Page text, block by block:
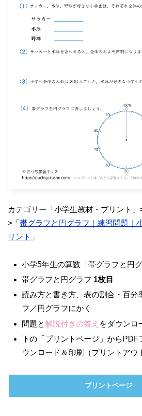
カテゴリー「小学生教材・プリント」
>「 帯グラフと円グラフ｜練習問題｜
リント 」
小学5年生の算数「帯グラフと円グ
帯グラフと円グラフ 1枚目
読み方と書き方、表の割合・百分
フ／円グラフにかく
問題と解説付きの答え をダウンロ
下の「プリントページ」からPDF
ウンロード＆印刷（プリントアウ
プリントページ